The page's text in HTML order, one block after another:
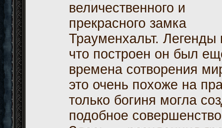
величественного и
прекрасного замка
Трауменхальт. Легенды
что построен он был
времена сотворения
это очень похоже на
только богиня могла
подобное